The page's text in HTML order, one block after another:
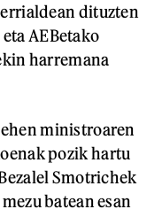
dituzten
AEBetako
harremana
ministroaren
pozik hartu
Smotrichek
batean esan